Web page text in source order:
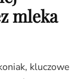
mleka
kluczowe